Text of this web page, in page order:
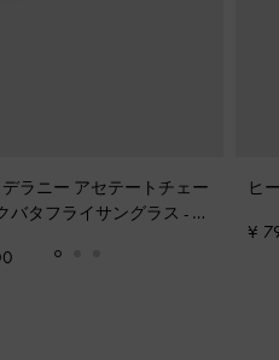
デラニー アセテートチェー
バタフライサングラス - ミ
ヒ
¥